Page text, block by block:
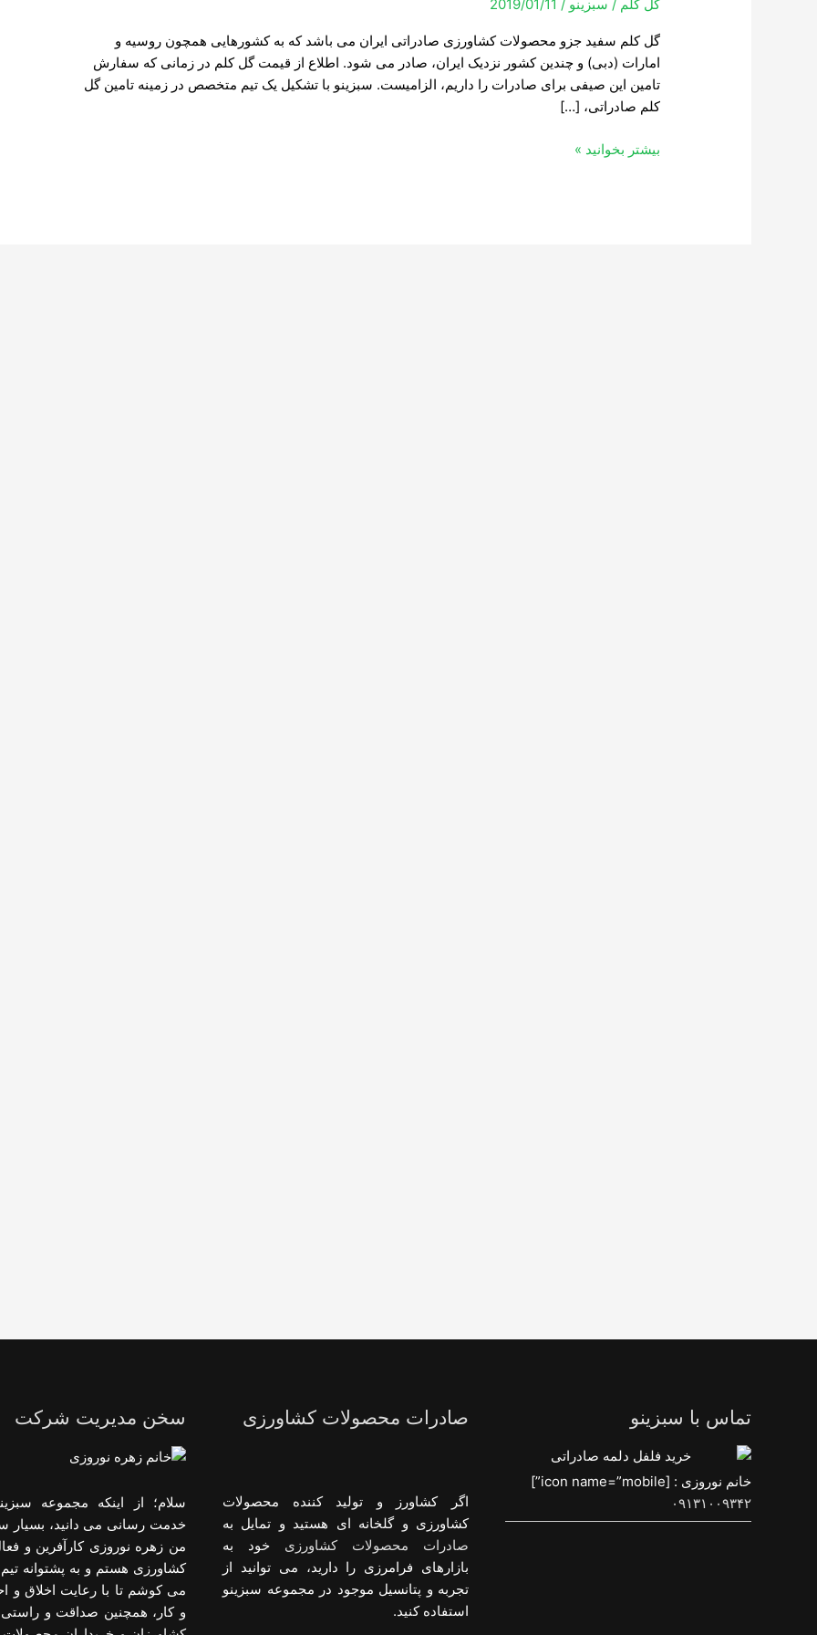
گل کلم / سبزینو/
2019/01/11
گل کلم سفید جزو محصولات کشاورزی صادراتی ایران می باشد که به کشورهایی همچون روسیه و
امارات (دبی) و چندین کشور نزدیک ایران، صادر می شود. اطلاع از قیمت گل کلم در زمانی که سفارش
تامین این صیفی برای صادرات را داریم، الزامیست. سبزینو با تشکیل یک تیم متخصص در زمینه تامین گل
کلم صادراتی، […]
بیشتر بخوانید »
تماس با سبزینو
خانم نوروزی : [icon name=”mobile”]
۰۹۱۳۱۰۰۹۳۴۲
صادرات محصولات کشاورزی
اگر کشاورز و تولید کننده محصولات
کشاورزی و گلخانه ای هستید و تمایل به
صادرات محصولات کشاورزی خود به
بازارهای فرامرزی را دارید، می توانید از
تجربه و پتانسیل موجود در مجموعه سبزینو
استفاده کنید.
سخن مدیریت شرکت
سلام؛ از اینکه مجموعه
خدمت رسانی می دانید، بسیار
من زهره نوروزی کارآفرین و
کشاورزی هستم و به پشتوانه تیم
می کوشم تا با رعایت اخلاق و
و کار، همچنین صداقت و راستی